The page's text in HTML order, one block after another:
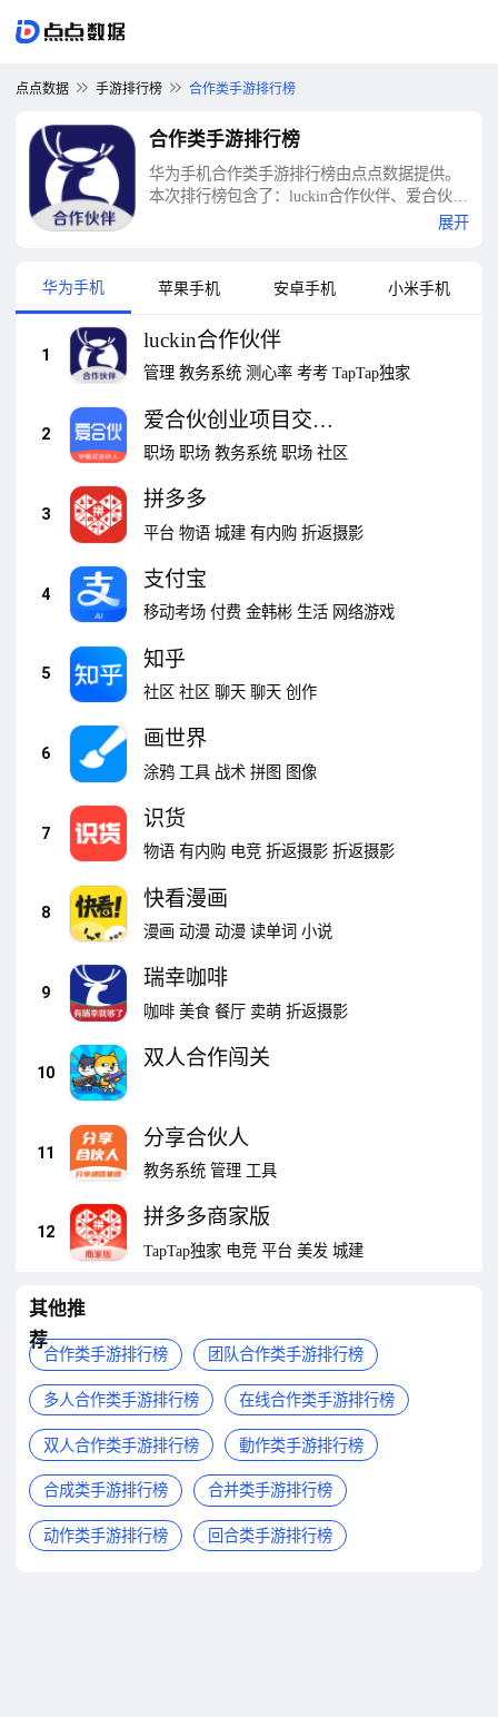
点点数据 手游排行榜 合作类手游排行榜
合作类手游排行榜
华为手机合作类手游排行榜由点点数据提供。
本次排行榜包含了：luckin合作伙伴、爱合伙创
业项目交流和协作、拼多多、支付宝、知乎、
展开
华为手机 苹果手机 安卓手机 小米手机
1
luckin合作伙伴
管理 教务系统 测心率 考考 TapTap独家
2
爱合伙创业项目交流
和协作
职场 职场 教务系统 职场 社区
3
拼多多
平台 物语 城建 有内购 折返摄影
4
支付宝
移动考场 付费 金韩彬 生活 网络游戏
5
知乎
社区 社区 聊天 聊天 创作
6
画世界
涂鸦 工具 战术 拼图 图像
7
识货
物语 有内购 电竞 折返摄影 折返摄影
8
快看漫画
漫画 动漫 动漫 读单词 小说
9
瑞幸咖啡
咖啡 美食 餐厅 卖萌 折返摄影
10
双人合作闯关
11
分享合伙人
教务系统 管理 工具
12
拼多多商家版
TapTap独家 电竞 平台 美发 城建
其他推
荐
合作类手游排行榜 团队合作类手游排行榜
多人合作类手游排行榜 在线合作类手游排行榜
双人合作类手游排行榜 動作类手游排行榜
合成类手游排行榜 合并类手游排行榜
动作类手游排行榜 回合类手游排行榜